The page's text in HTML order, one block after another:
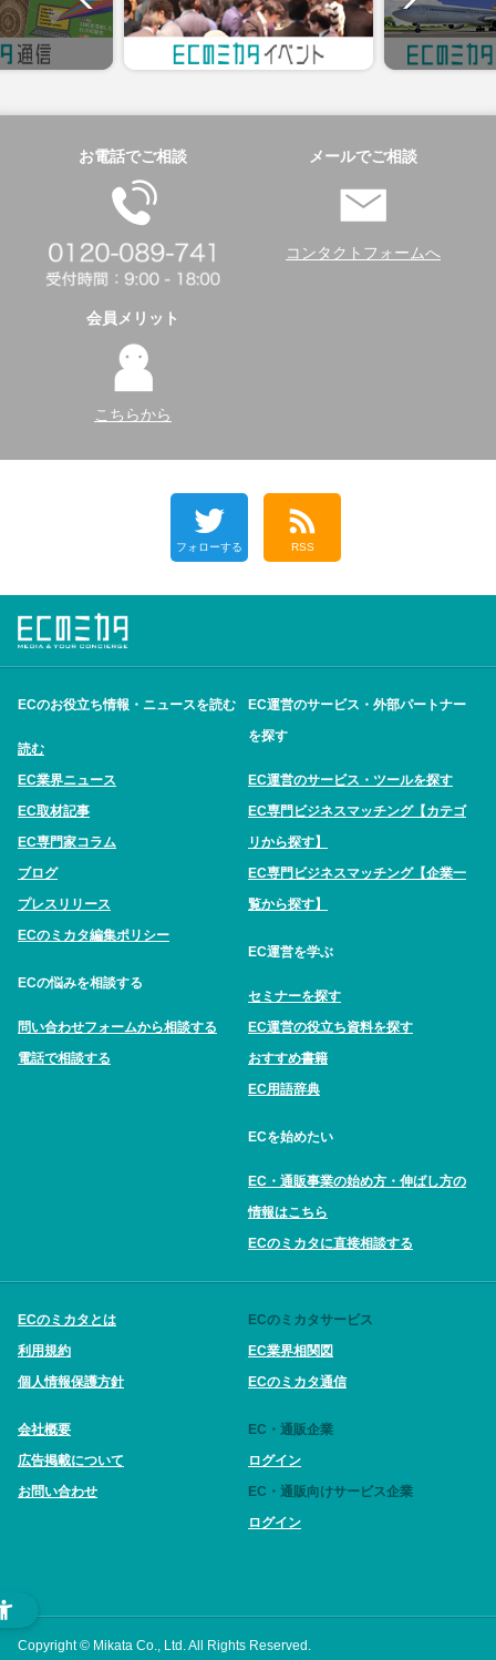
お電話でご相談 メールでご相談
コンタクトフォームへ
会員メリット
こちらから
フォローする RSS
ECのお役立ち情報・ニュースを読む
読む
EC業界ニュース
EC取材記事
EC専門家コラム
ブログ
プレスリリース
ECのミカタ編集ポリシー
ECの悩みを相談する
問い合わせフォームから相談する
電話で相談する
EC運営のサービス・外部パートナー
を探す
EC運営のサービス・ツールを探す
EC専門ビジネスマッチング【カテゴ
リから探す】
EC専門ビジネスマッチング【企業一
覧から探す】
EC運営を学ぶ
セミナーを探す
EC運営の役立ち資料を探す
おすすめ書籍
EC用語辞典
ECを始めたい
EC・通販事業の始め方・伸ばし方の
情報はこちら
ECのミカタに直接相談する
ECのミカタとは
利用規約
個人情報保護方針
会社概要
広告掲載について
お問い合わせ
ECのミカタサービス
EC業界相関図
ECのミカタ通信
EC・通販企業
ログイン
EC・通販向けサービス企業
ログイン
Copyright © Mikata Co., Ltd. All Rights Reserved.